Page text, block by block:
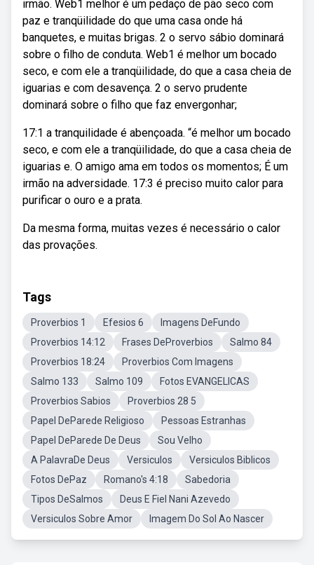
irmão. Web1 melhor é um pedaço de pão seco com
paz e tranqüilidade do que uma casa onde há
banquetes, e muitas brigas. 2 o servo sábio dominará
sobre o filho de conduta. Web1 é melhor um bocado
seco, e com ele a tranqüilidade, do que a casa cheia de
iguarias e com desavença. 2 o servo prudente
dominará sobre o filho que faz envergonhar;
17:1 a tranquilidade é abençoada. “é melhor um bocado
seco, e com ele a tranqüilidade, do que a casa cheia de
iguarias e. O amigo ama em todos os momentos; É um
irmão na adversidade. 17:3 é preciso muito calor para
purificar o ouro e a prata.
Da mesma forma, muitas vezes é necessário o calor
das provações.
Tags
Proverbios 1 Efesios 6
Imagens DeFundo
Proverbios 14:12
Frases DeProverbios
Salmo 84
Proverbios 18:24
Proverbios Com Imagens
Salmo 133
Salmo 109
Fotos EVANGELICAS
Proverbios Sabios
Proverbios 28 5
Papel DeParede Religioso
Pessoas Estranhas
Papel DeParede De Deus
Sou Velho
A PalavraDe Deus
Versiculos
Versiculos Biblicos
Fotos DePaz
Romano's 4:18
Sabedoria
Tipos DeSalmos
Deus E Fiel Nani Azevedo
Versiculos Sobre Amor
Imagem Do Sol Ao Nascer